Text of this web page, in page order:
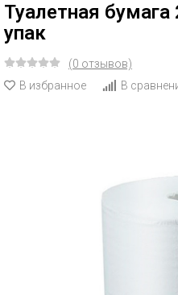
Туалетная
упак
(0 отзывов)
В избранное
В